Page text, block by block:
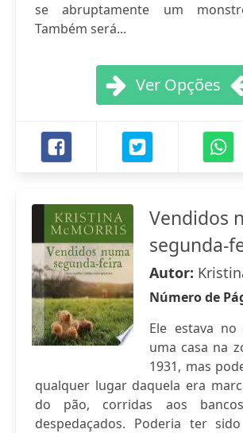
se abruptamente um
Também será...
Ver Opções
Vendidos
segunda-
Autor:
Número de
Ele estava
uma casa na
1931, mas
qualquer lugar daquela era
do pão, corridas aos
despedaçados. Poderia ter